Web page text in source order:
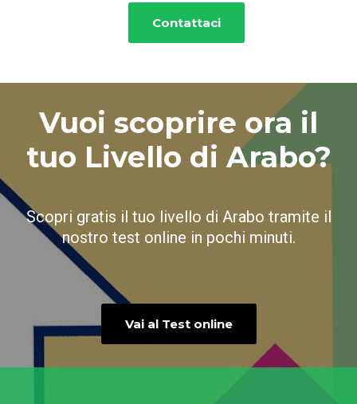
Contattaci
Vuoi scoprire ora il
tuo Livello di Arabo?
Scopri gratis il tuo livello di Arabo tramite il
nostro test online in pochi minuti.
Vai al Test online